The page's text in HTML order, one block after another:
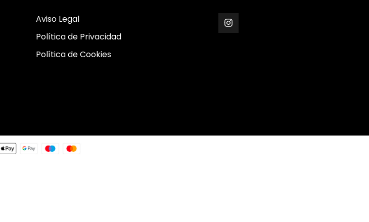
Aviso Legal
Política de Privacidad
Política de Cookies